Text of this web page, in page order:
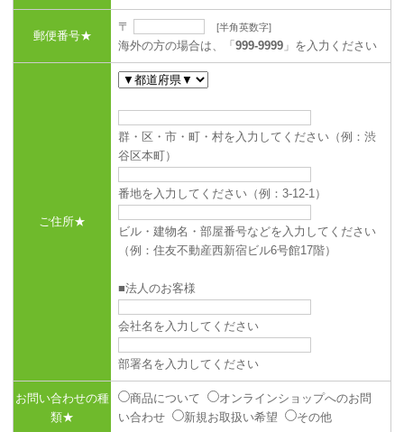
郵便番号★
〒 [半角英数字]
海外の方の場合は、「999-9999 」を入力ください
ご住所★
群・区・市・町・村を入力してください（例：渋
谷区本町）
番地を入力してください（例：3-12-1）
ビル・建物名・部屋番号などを入力してください
（例：住友不動産西新宿ビル6号館17階）
■法人のお客様
会社名を入力してください
部署名を入力してください
お問い合わせの種
類★
商品について
オンラインショップへのお問
い合わせ
新規お取扱い希望 その他